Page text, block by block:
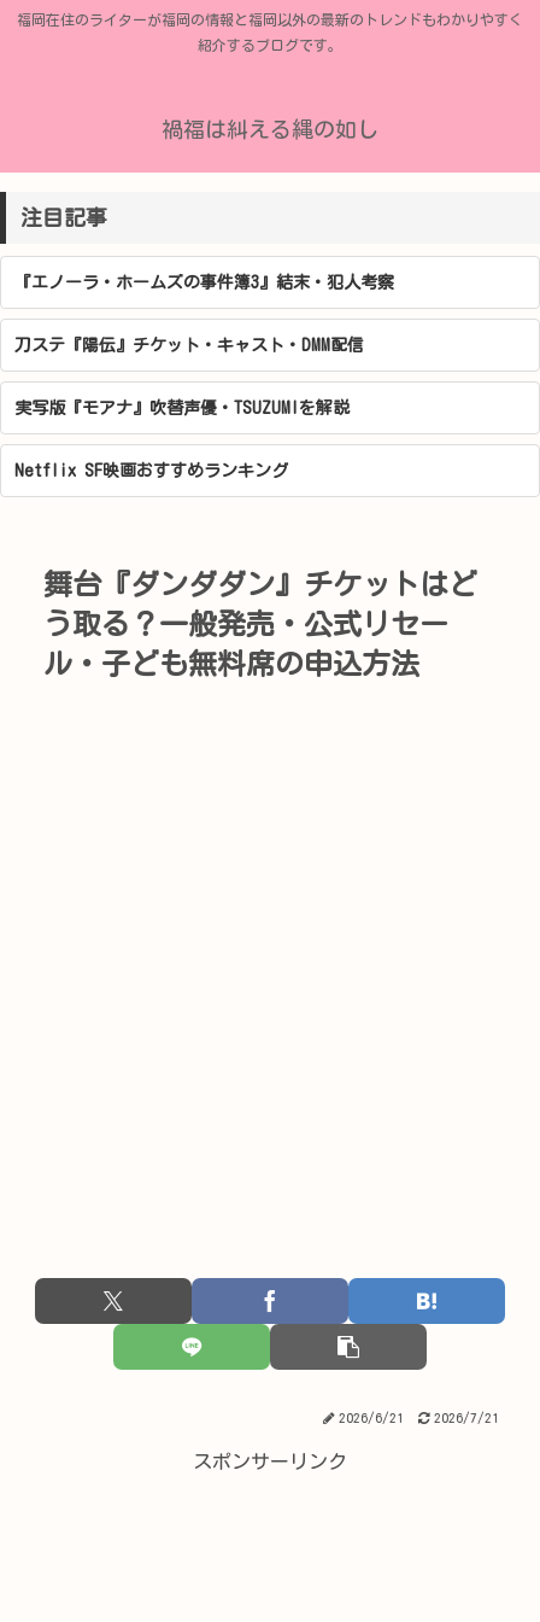
福岡在住のライターが福岡の情報と福岡以外の最新のトレンドもわかりやすく
紹介するブログです。
禍福は糾える縄の如し
注目記事
『エノーラ・ホームズの事件簿3』結末・犯人考察
刀ステ『陽伝』チケット・キャスト・DMM配信
実写版『モアナ』吹替声優・TSUZUMIを解説
Netflix SF映画おすすめランキング
舞台『ダンダダン』チケットはど
う取る？一般発売・公式リセー
ル・子ども無料席の申込方法
2026/6/21 2026/7/21
スポンサーリンク